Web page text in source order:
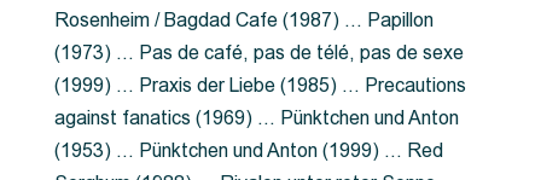
Rosenheim / Bagdad Cafe (1987) … Papillon
(1973) … Pas de café, pas de télé, pas de sexe
(1999) … Praxis der Liebe (1985) … Precautions
against fanatics (1969) … Pünktchen und Anton
(1953) … Pünktchen und Anton (1999) … Red